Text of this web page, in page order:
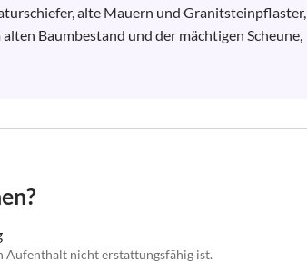
alte Mauern und Granitsteinpflaster,
Baumbestand und der mächtigen Scheune,
Aufenthalt nicht erstattungsfähig ist.